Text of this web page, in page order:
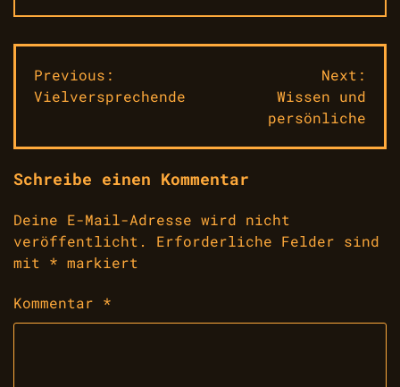
Beitragsnavigation
Previous:
Vielversprechende
Next:
Wissen und
persönliche
Schreibe einen Kommentar
Deine E-Mail-Adresse wird nicht
veröffentlicht.
Erforderliche Felder sind
mit * markiert
Kommentar *